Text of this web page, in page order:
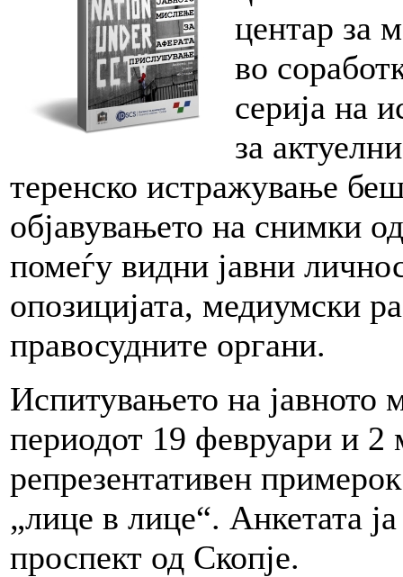
центар за
во
серија на
за
теренско истражување
објавувањето на снимки
помеѓу видни јавни
опозицијата, медиумски
правосудните органи.
Испитувањето на јавното
периодот 19 февруари и 2
репрезентативен
„лице в лице“. Анкетата
проспект од Скопје.